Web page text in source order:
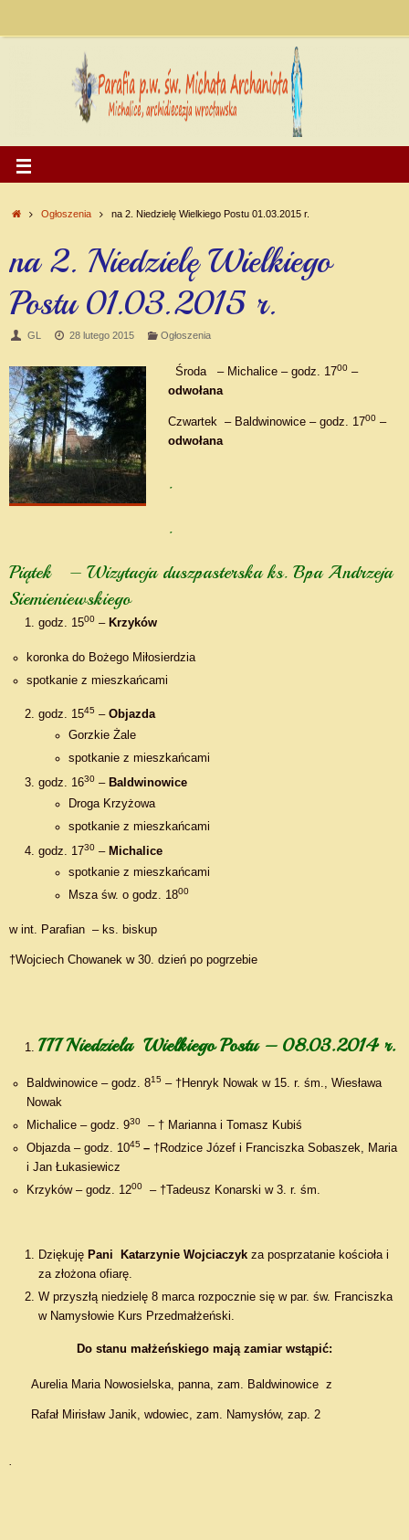
Ogłoszenia na 2. Niedzielę Wielkiego Postu 01.03.2015 r.
na 2. Niedzielę Wielkiego
Postu 01.03.2015 r.
GL 28 lutego 2015 Ogłoszenia
Środa – Michalice – godz. 1700 –
odwołana
Czwartek – Baldwinowice – godz. 1700 –
odwołana
.
.
Piątek – Wizytacja duszpasterska ks. Bpa Andrzeja
Siemieniewskiego
godz. 1500– Krzyków
koronka do Bożego Miłosierdzia
spotkanie z mieszkańcami
godz. 1545 – Objazda
Gorzkie Żale
spotkanie z mieszkańcami
godz. 1630– Baldwinowice
Droga Krzyżowa
spotkanie z mieszkańcami
godz. 1730– Michalice
spotkanie z mieszkańcami
Msza św. o godz. 1800
w int. Parafian – ks. biskup
†Wojciech Chowanek w 30. dzień po pogrzebie
III Niedziela Wielkiego Postu – 08.03.2014 r.
Baldwinowice – godz. 815 – †Henryk Nowak w 15. r. śm., Wiesława
Nowak
Michalice – godz. 930– † Marianna i Tomasz Kubiś
Objazda – godz. 1045 – †Rodzice Józef i Franciszka Sobaszek, Maria
i Jan Łukasiewicz
Krzyków – godz. 1200– †Tadeusz Konarski w 3. r. śm.
Dziękuję Pani Katarzynie Wojciaczykza posprzatanie kościoła i
za złożona ofiarę.
W przyszłą niedzielę 8 marca rozpocznie się w par. św. Franciszka
w Namysłowie Kurs Przedmałżeński.
Do stanu małżeńskiego mają zamiar wstąpić:
Aurelia Maria Nowosielska, panna, zam. Baldwinowice z
Rafał Mirisław Janik, wdowiec, zam. Namysłów, zap. 2
.